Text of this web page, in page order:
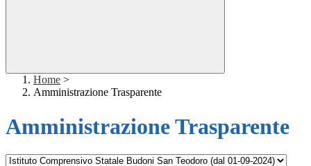
Home >
Amministrazione Trasparente
Amministrazione Trasparente